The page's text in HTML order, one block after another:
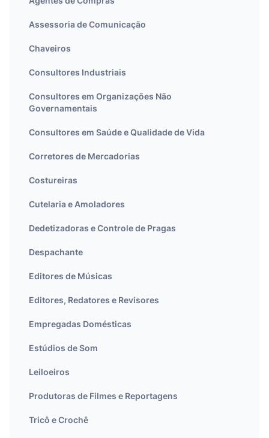
Assessoria de Comunicação
Chaveiros
Consultores Industriais
Consultores em Organizações Não
Governamentais
Consultores em Saúde e Qualidade de Vida
Corretores de Mercadorias
Costureiras
Cutelaria e Amoladores
Dedetizadoras e Controle de Pragas
Despachante
Editores de Músicas
Editores, Redatores e Revisores
Empregadas Domésticas
Estúdios de Som
Leiloeiros
Produtoras de Filmes e Reportagens
Tricô e Crochê